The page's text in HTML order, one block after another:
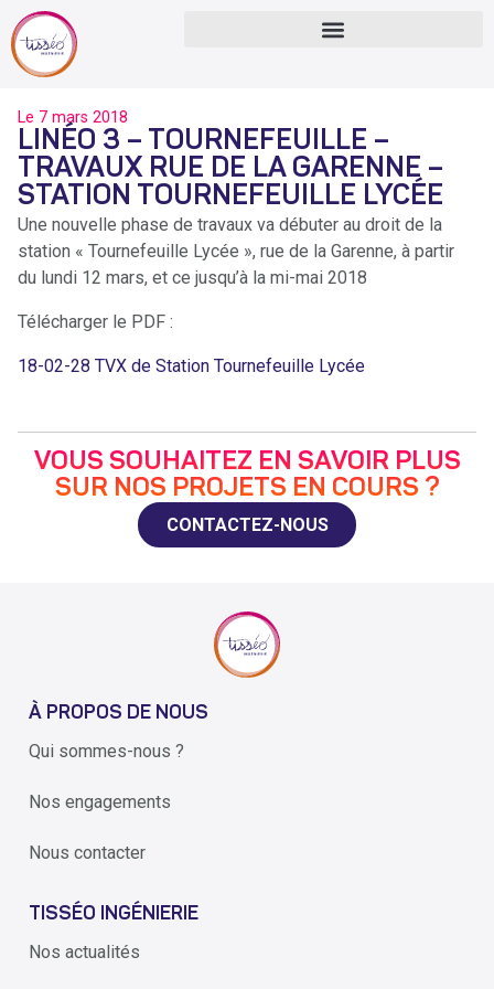
Le 7 mars 2018
LINÉO 3 – TOURNEFEUILLE –
TRAVAUX RUE DE LA GARENNE –
STATION TOURNEFEUILLE LYCÉE
Une nouvelle phase de travaux va débuter au droit de la
station « Tournefeuille Lycée », rue de la Garenne, à partir
du lundi 12 mars, et ce jusqu’à la mi-mai 2018
Télécharger le PDF :
18-02-28 TVX de Station Tournefeuille Lycée
VOUS SOUHAITEZ EN SAVOIR PLUS
SUR NOS PROJETS EN COURS ?
CONTACTEZ-NOUS
À PROPOS DE NOUS
Qui sommes-nous ?
Nos engagements
Nous contacter
TISSÉO INGÉNIERIE
Nos actualités